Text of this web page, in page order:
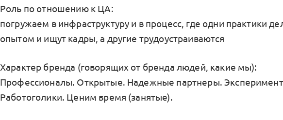
Роль по отношению к ЦА:
погружаем в инфраструктуру и в процесс, где одни практики
опытом и ищут кадры, а другие трудоустраиваются
Характер бренда (говорящих от бренда людей, какие мы):
Профессионалы. Открытые. Надежные партнеры.
Работоголики. Ценим время (занятые).